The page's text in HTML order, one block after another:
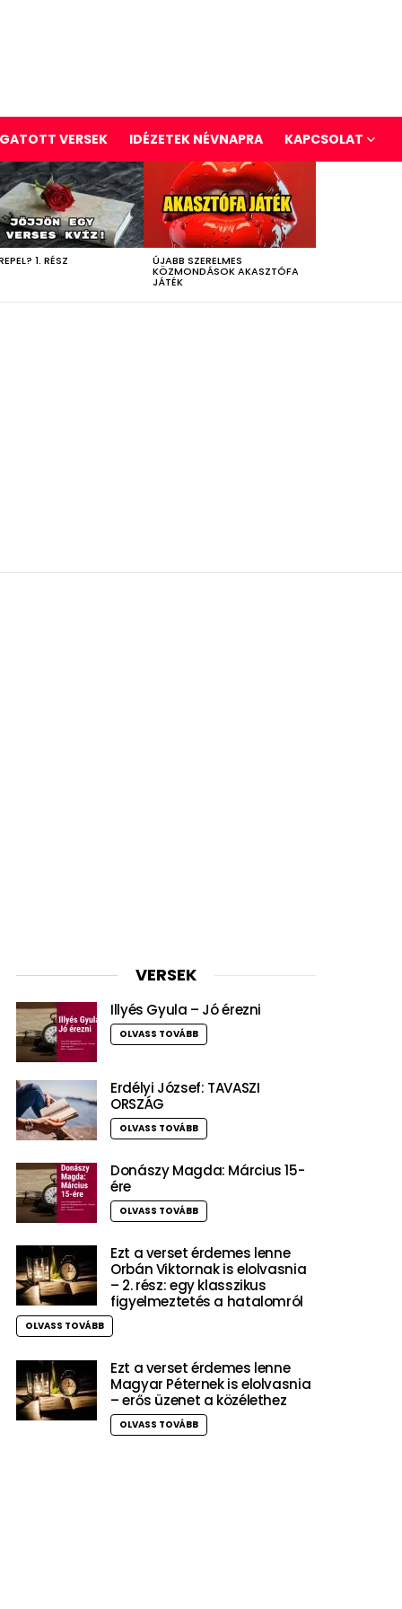
VERSEK IDÉZETEK NÉVNAPRA KAPCSOLAT
1. RÉSZ ÚJABB SZERELMES
KÖZMONDÁSOK AKASZTÓFA
JÁTÉK
VERSEK
Illyés Gyula – Jó érezni
OLVASS TOVÁBB
Erdélyi József: TAVASZI
ORSZÁG
OLVASS TOVÁBB
Donászy Magda: Március 15-
ére
OLVASS TOVÁBB
Ezt a verset érdemes lenne
Orbán Viktornak is elolvasnia
– 2. rész: egy klasszikus
figyelmeztetés a hatalomról
OLVASS TOVÁBB
Ezt a verset érdemes lenne
Magyar Péternek is elolvasnia
– erős üzenet a közélethez
OLVASS TOVÁBB